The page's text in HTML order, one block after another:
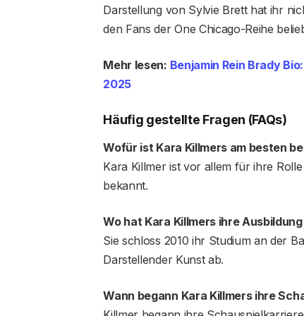
Darstellung von Sylvie Brett hat ihr
den Fans der One Chicago-Reihe
Mehr lesen: Benjamin Rein Brady
2025
Häufig gestellte Fragen (FAQs)
Wofür ist Kara Killmers am besten
Kara Killmer ist vor allem für ihre
bekannt.
Wo hat Kara Killmers ihre
Sie schloss 2010 ihr Studium an der
Darstellender Kunst ab.
Wann begann Kara Killmersihre